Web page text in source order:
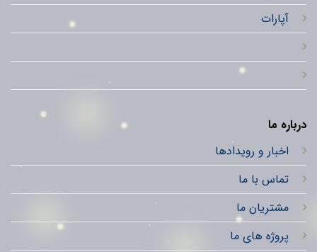
آپارات
درباره ما
اخبار و رویدادها
تماس با ما
مشتریان ما
پروژه های ما